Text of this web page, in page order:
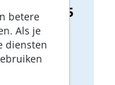
8215
betere
Als je
diensten